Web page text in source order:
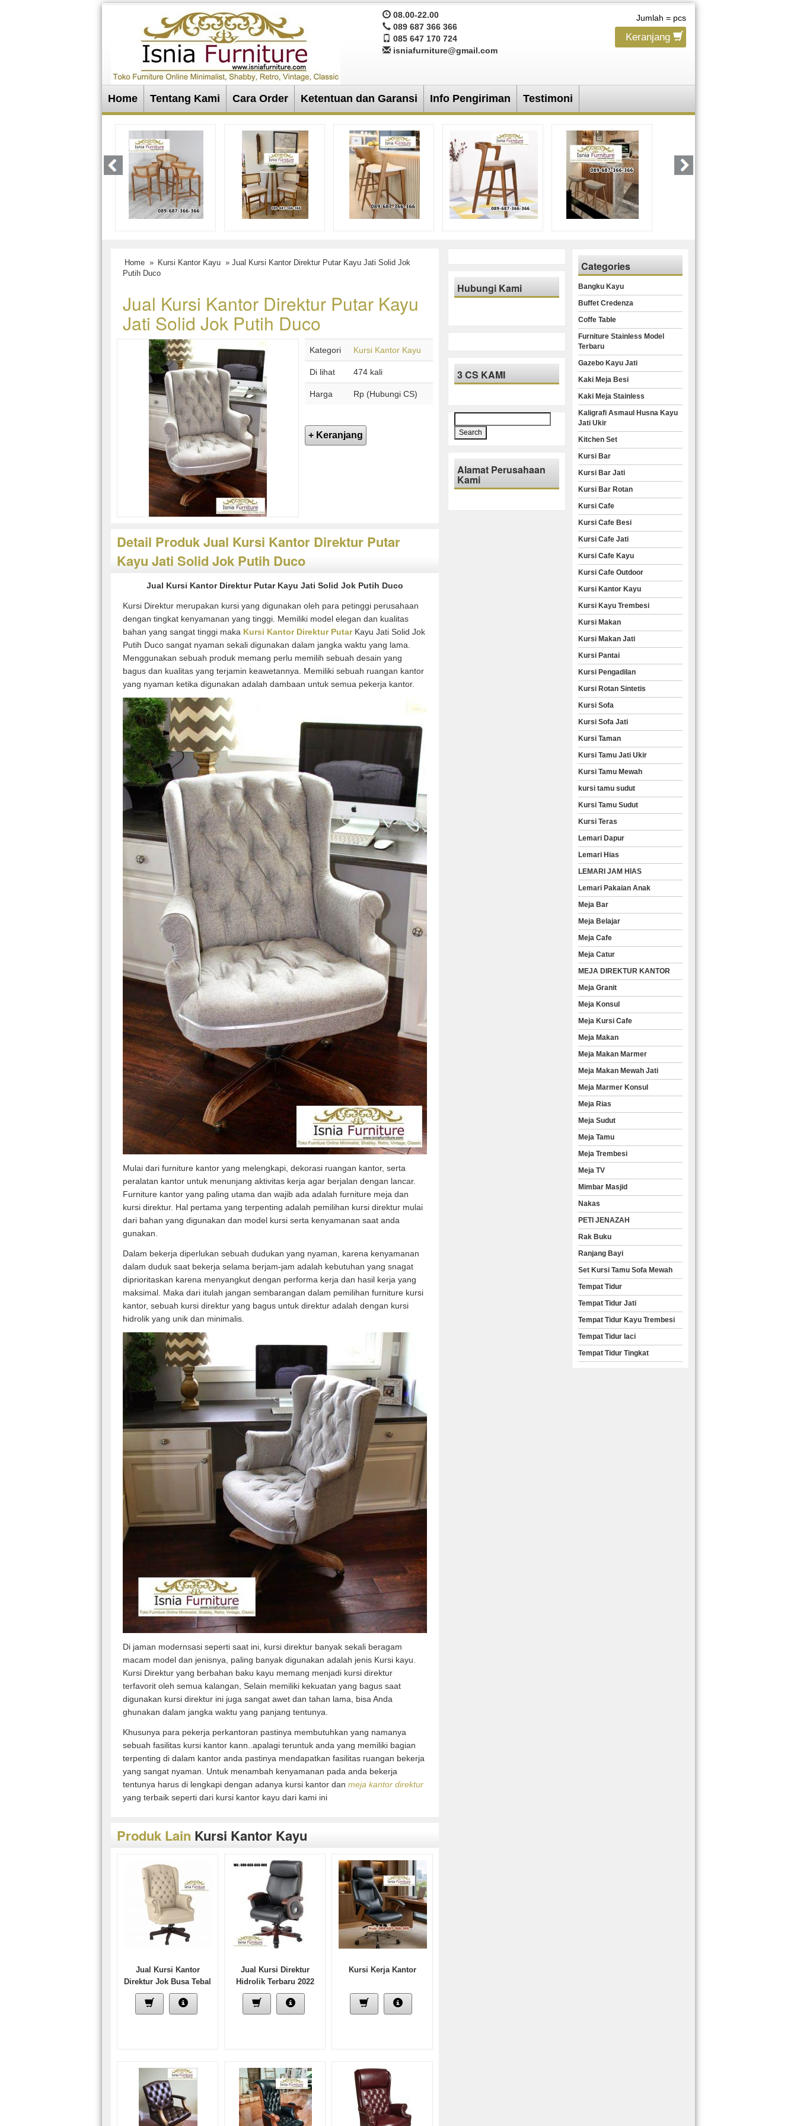
08.00-22.00
089 687 366 366
085 647 170 724
isniafurniture@gmail.com
Jumlah = pcs
Keranjang
Home Tentang Kami Cara Order Ketentuan dan Garansi Info Pengiriman Testimoni
Home » Kursi Kantor Kayu » Jual Kursi Kantor Direktur Putar Kayu Jati Solid Jok
Putih Duco
Jual Kursi Kantor Direktur Putar Kayu
Jati Solid Jok Putih Duco
Kategori Kursi Kantor Kayu
Di lihat 474 kali
Harga Rp (Hubungi CS)
Detail Produk Jual Kursi Kantor Direktur Putar
Kayu Jati Solid Jok Putih Duco
Jual Kursi Kantor Direktur Putar Kayu Jati Solid Jok Putih Duco
Kursi Direktur merupakan kursi yang digunakan oleh para petinggi perusahaan
dengan tingkat kenyamanan yang tinggi. Memiliki model elegan dan kualitas
bahan yang sangat tinggi maka Kursi Kantor Direktur PutarKayu Jati Solid Jok
Putih Duco sangat nyaman sekali digunakan dalam jangka waktu yang lama.
Menggunakan sebuah produk memang perlu memilih sebuah desain yang
bagus dan kualitas yang terjamin keawetannya. Memiliki sebuah ruangan kantor
yang nyaman ketika digunakan adalah dambaan untuk semua pekerja kantor.
Mulai dari furniture kantor yang melengkapi, dekorasi ruangan kantor, serta
peralatan kantor untuk menunjang aktivitas kerja agar berjalan dengan lancar.
Furniture kantor yang paling utama dan wajib ada adalah furniture meja dan
kursi direktur. Hal pertama yang terpenting adalah pemilihan kursi direktur mulai
dari bahan yang digunakan dan model kursi serta kenyamanan saat anda
gunakan.
Dalam bekerja diperlukan sebuah dudukan yang nyaman, karena kenyamanan
dalam duduk saat bekerja selama berjam-jam adalah kebutuhan yang snagat
diprioritaskan karena menyangkut dengan performa kerja dan hasil kerja yang
maksimal. Maka dari itulah jangan sembarangan dalam pemilihan furniture kursi
kantor, sebuah kursi direktur yang bagus untuk direktur adalah dengan kursi
hidrolik yang unik dan minimalis.
Di jaman modernsasi seperti saat ini, kursi direktur banyak sekali beragam
macam model dan jenisnya, paling banyak digunakan adalah jenis Kursi kayu.
Kursi Direktur yang berbahan baku kayu memang menjadi kursi direktur
terfavorit oleh semua kalangan, Selain memiliki kekuatan yang bagus saat
digunakan kursi direktur ini juga sangat awet dan tahan lama, bisa Anda
ghunakan dalam jangka waktu yang panjang tentunya.
Khusunya para pekerja perkantoran pastinya membutuhkan yang namanya
sebuah fasilitas kursi kantor kann..apalagi teruntuk anda yang memiliki bagian
terpenting di dalam kantor anda pastinya mendapatkan fasilitas ruangan bekerja
yang sangat nyaman. Untuk menambah kenyamanan pada anda bekerja
tentunya harus di lengkapi dengan adanya kursi kantor dan meja kantor direktur
yang terbaik seperti dari kursi kantor kayu dari kami ini
Produk Lain Kursi Kantor Kayu
Jual Kursi Kantor
Direktur Jok Busa Tebal
Full Kancing Kayu Jati
Jual Kursi Direktur
Hidrolik Terbaru 2022
Murah Minimalis
Kursi Kerja Kantor
Hubungi Kami
3 CS KAMI
Search
for:
Alamat Perusahaan
Kami
Categories
Bangku Kayu
Buffet Credenza
Coffe Table
Furniture Stainless Model
Terbaru
Gazebo Kayu Jati
Kaki Meja Besi
Kaki Meja Stainless
Kaligrafi Asmaul Husna Kayu
Jati Ukir
Kitchen Set
Kursi Bar
Kursi Bar Jati
Kursi Bar Rotan
Kursi Cafe
Kursi Cafe Besi
Kursi Cafe Jati
Kursi Cafe Kayu
Kursi Cafe Outdoor
Kursi Kantor Kayu
Kursi Kayu Trembesi
Kursi Makan
Kursi Makan Jati
Kursi Pantai
Kursi Pengadilan
Kursi Rotan Sintetis
Kursi Sofa
Kursi Sofa Jati
Kursi Taman
Kursi Tamu Jati Ukir
Kursi Tamu Mewah
kursi tamu sudut
Kursi Tamu Sudut
Kursi Teras
Lemari Dapur
Lemari Hias
LEMARI JAM HIAS
Lemari Pakaian Anak
Meja Bar
Meja Belajar
Meja Cafe
Meja Catur
MEJA DIREKTUR KANTOR
Meja Granit
Meja Konsul
Meja Kursi Cafe
Meja Makan
Meja Makan Marmer
Meja Makan Mewah Jati
Meja Marmer Konsul
Meja Rias
Meja Sudut
Meja Tamu
Meja Trembesi
Meja TV
Mimbar Masjid
Nakas
PETI JENAZAH
Rak Buku
Ranjang Bayi
Set Kursi Tamu Sofa Mewah
Tempat Tidur
Tempat Tidur Jati
Tempat Tidur Kayu Trembesi
Tempat Tidur laci
Tempat Tidur Tingkat